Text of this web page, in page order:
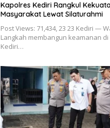
Kapolres Kediri Rangkul
Masyarakat Lewat Silaturahmi
Post Views: 71,434, 23 23 Kediri —
Langkah membangun keamanan
Kediri…